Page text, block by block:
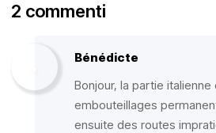
2 commenti
Bénédicte
Bonjour, la partie italienne
embouteillages
ensuite des routes